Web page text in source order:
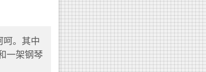
呵。其中
一架钢琴